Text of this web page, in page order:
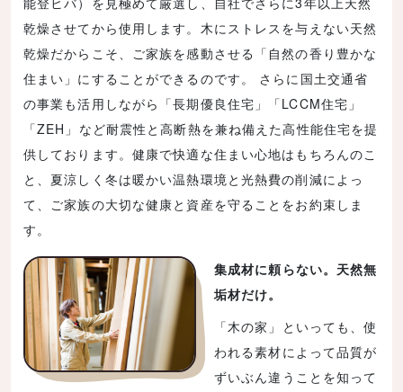
乾燥させてから使用します。木にストレスを与えない天然
乾燥だからこそ、ご家族を感動させる「自然の香り豊かな
住まい」にすることができるのです。 さらに国土交通省
の事業も活用しながら「長期優良住宅」「LCCM住宅」
「ZEH」など耐震性と高断熱を兼ね備えた高性能住宅を提
供しております。健康で快適な住まい心地はもちろんのこ
と、夏涼しく冬は暖かい温熱環境と光熱費の削減によっ
て、ご家族の大切な健康と資産を守ることをお約束しま
す。
集成材に頼らない。天然無
垢材だけ。
「木の家」といっても、使
われる素材によって品質が
ずいぶん違うことを知って